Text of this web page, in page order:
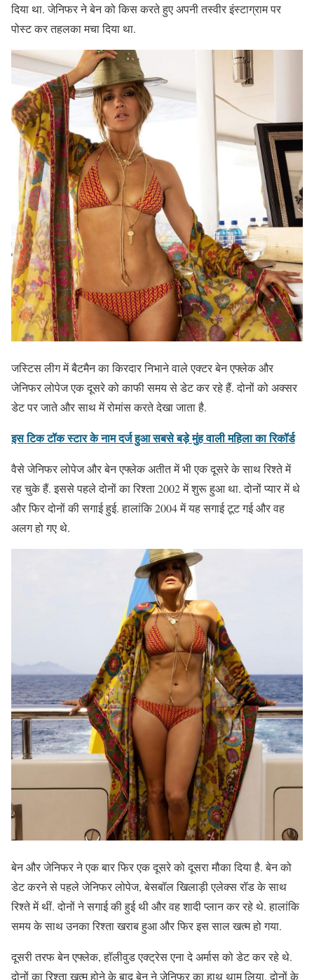
दिया था. जेनिफर ने बेन को किस करते हुए अपनी तस्वीर इंस्टाग्राम पर
पोस्ट कर तहलका मचा दिया था.
जस्टिस लीग में बैटमैन का किरदार निभाने वाले एक्टर बेन एफ्लेक और
जेनिफर लोपेज एक दूसरे को काफी समय से डेट कर रहे हैं. दोनों को अक्सर
डेट पर जाते और साथ में रोमांस करते देखा जाता है.
इस टिक टॉक स्टार के नाम दर्ज हुआ सबसे बड़े मुंह वाली महिला का रिकॉर्ड
वैसे जेनिफर लोपेज और बेन एफ्लेक अतीत में भी एक दूसरे के साथ रिश्ते में
रह चुके हैं. इससे पहले दोनों का रिश्ता 2002 में शुरू हुआ था. दोनों प्यार में थे
और फिर दोनों की सगाई हुई. हालांकि 2004 में यह सगाई टूट गई और वह
अलग हो गए थे.
बेन और जेनिफर ने एक बार फिर एक दूसरे को दूसरा मौका दिया है. बेन को
डेट करने से पहले जेनिफर लोपेज, बेसबॉल खिलाड़ी एलेक्स रॉड के साथ
रिश्ते में थीं. दोनों ने सगाई की हुई थी और वह शादी प्लान कर रहे थे. हालांकि
समय के साथ उनका रिश्ता खराब हुआ और फिर इस साल खत्म हो गया.
दूसरी तरफ बेन एफ्लेक, हॉलीवुड एक्ट्रेस एना दे अर्मास को डेट कर रहे थे.
दोनों का रिश्ता खत्म होने के बाद बेन ने जेनिफर का हाथ थाम लिया. दोनों के